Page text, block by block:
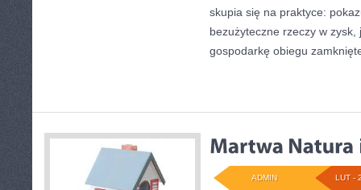
skupia się na praktyce:
bezużyteczne rzeczy w
gospodarkę obiegu
LUT -
ADMIN